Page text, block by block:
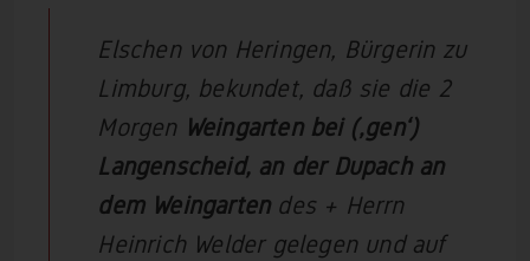
Elschen von Heringen, Bürgerin zu
Limburg, bekundet, daß sie die 2
Morgen Weingarten bei (‚gen‘)
Langenscheid, an der Dupach an
dem Weingartendes + Herrn
Heinrich Welder gelegen und auf